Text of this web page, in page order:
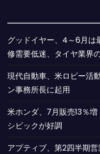
グッドイヤー、4～6月
修需要低迷、タイヤ業界
現代自動車、米ロビー活
ン事務所長に起用
米ホンダ、7月販売13％
シビックが好調
アプティブ、第2四半期